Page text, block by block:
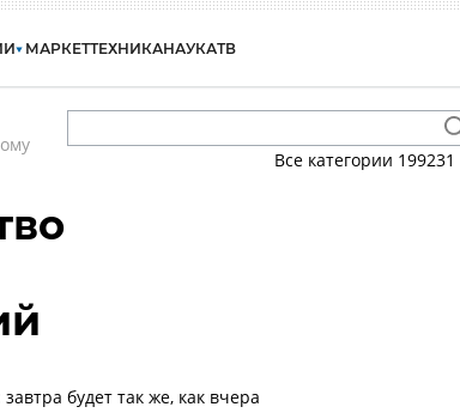
МАРКЕТТЕХНИКАНАУКАТВ
Все категории 199231
будет так же, как вчера